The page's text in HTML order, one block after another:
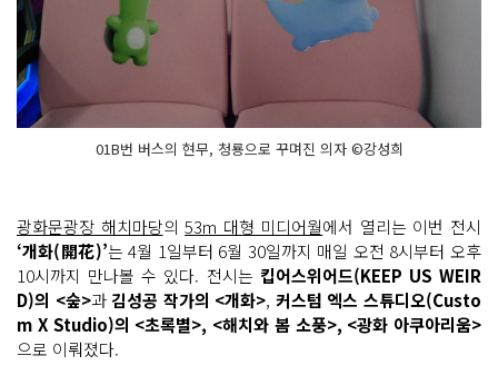
01B번 버스의 현무, 청룡으로 꾸며진 의자 ©강성희
광화문광장 해치마당의53m 대형 미디어월에서 열리는 이번 전시
‘개화(開花)’는 4월 1일부터 6월 30일까지 매일 오전 8시부터 오후
10시까지 만나볼 수 있다. 전시는 킵어스위어드(KEEP US WEIR
D)의 <숲>과김성공 작가의 <개화>, 커스텀 엑스 스튜디오(Custo
m X Studio)의 <초록별>, <해치와 봄 소풍>, <광화 아쿠아리움>
으로 이뤄졌다.